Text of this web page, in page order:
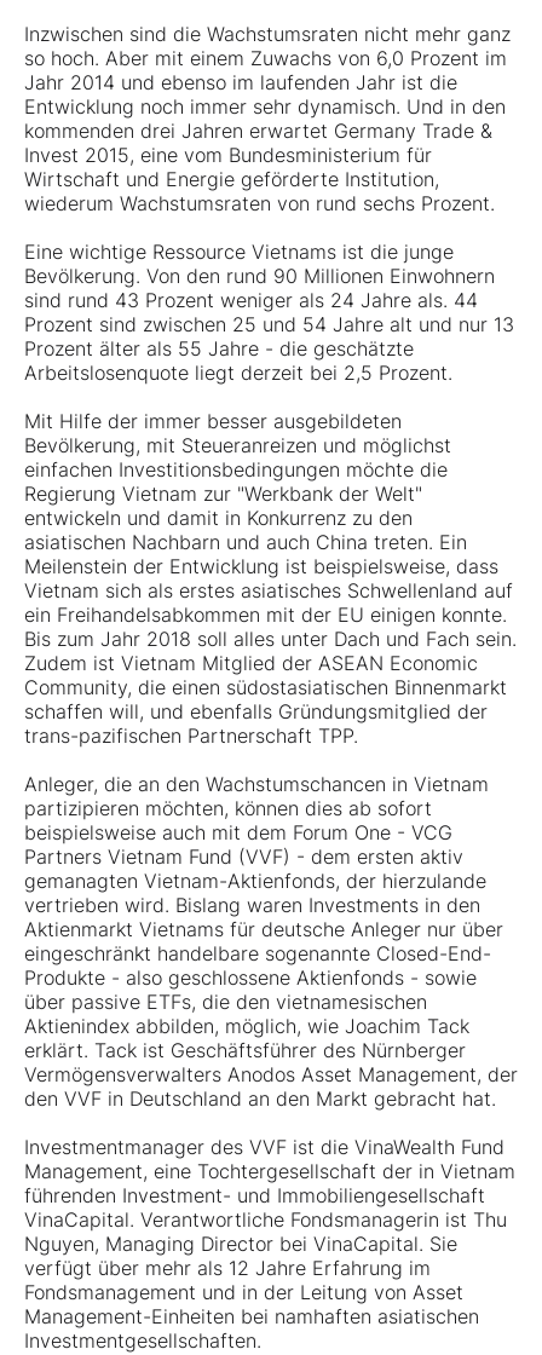
Inzwischen sind die Wachstumsraten nicht mehr ganz
so hoch. Aber mit einem Zuwachs von 6,0 Prozent im
Jahr 2014 und ebenso im laufenden Jahr ist die
Entwicklung noch immer sehr dynamisch. Und in den
kommenden drei Jahren erwartet Germany Trade &
Invest 2015, eine vom Bundesministerium für
Wirtschaft und Energie geförderte Institution,
wiederum Wachstumsraten von rund sechs Prozent.
Eine wichtige Ressource Vietnams ist die junge
Bevölkerung. Von den rund 90 Millionen Einwohnern
sind rund 43 Prozent weniger als 24 Jahre als. 44
Prozent sind zwischen 25 und 54 Jahre alt und nur 13
Prozent älter als 55 Jahre - die geschätzte
Arbeitslosenquote liegt derzeit bei 2,5 Prozent.
Mit Hilfe der immer besser ausgebildeten
Bevölkerung, mit Steueranreizen und möglichst
einfachen Investitionsbedingungen möchte die
Regierung Vietnam zur "Werkbank der Welt"
entwickeln und damit in Konkurrenz zu den
asiatischen Nachbarn und auch China treten. Ein
Meilenstein der Entwicklung ist beispielsweise, dass
Vietnam sich als erstes asiatisches Schwellenland auf
ein Freihandelsabkommen mit der EU einigen konnte.
Bis zum Jahr 2018 soll alles unter Dach und Fach sein.
Zudem ist Vietnam Mitglied der ASEAN Economic
Community, die einen südostasiatischen Binnenmarkt
schaffen will, und ebenfalls Gründungsmitglied der
trans-pazifischen Partnerschaft TPP.
Anleger, die an den Wachstumschancen in Vietnam
partizipieren möchten, können dies ab sofort
beispielsweise auch mit dem Forum One - VCG
Partners Vietnam Fund (VVF) - dem ersten aktiv
gemanagten Vietnam-Aktienfonds, der hierzulande
vertrieben wird. Bislang waren Investments in den
Aktienmarkt Vietnams für deutsche Anleger nur über
eingeschränkt handelbare sogenannte Closed-End-
Produkte - also geschlossene Aktienfonds - sowie
über passive ETFs, die den vietnamesischen
Aktienindex abbilden, möglich, wie Joachim Tack
erklärt. Tack ist Geschäftsführer des Nürnberger
Vermögensverwalters Anodos Asset Management, der
den VVF in Deutschland an den Markt gebracht hat.
Investmentmanager des VVF ist die VinaWealth Fund
Management, eine Tochtergesellschaft der in Vietnam
führenden Investment- und Immobiliengesellschaft
VinaCapital. Verantwortliche Fondsmanagerin ist Thu
Nguyen, Managing Director bei VinaCapital. Sie
verfügt über mehr als 12 Jahre Erfahrung im
Fondsmanagement und in der Leitung von Asset
Management-Einheiten bei namhaften asiatischen
Investmentgesellschaften.